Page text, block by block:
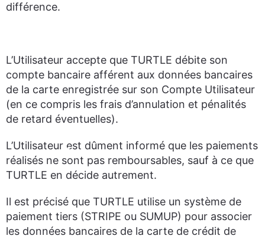
différence.
L’Utilisateur accepte que TURTLE débite son
compte bancaire afférent aux données bancaires
de la carte enregistrée sur son Compte Utilisateur
(en ce compris les frais d’annulation et pénalités
de retard éventuelles).
L’Utilisateur est dûment informé que les paiements
réalisés ne sont pas remboursables, sauf à ce que
TURTLE en décide autrement.
Il est précisé que TURTLE utilise un système de
paiement tiers (STRIPE ou SUMUP) pour associer
les données bancaires de la carte de crédit de